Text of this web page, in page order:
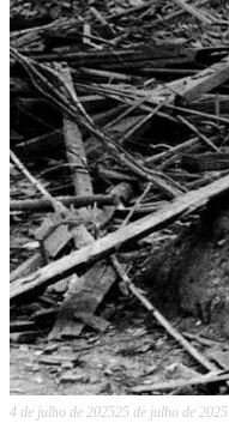
4 de julho de 202525 de julho de 2025